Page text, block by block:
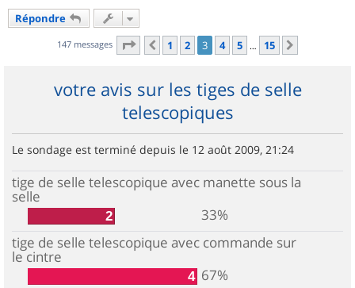
Répondre
147 messages Page 3sur
Précédent
1 2 3 4 5 … 15
votre avis sur les tiges de selle
telescopiques
Le sondage est terminé depuis le 12 août 2009, 21:24
tige de selle telescopique avec manette sous la
selle
2
33%
tige de selle telescopique avec commande sur
le cintre
4 67%